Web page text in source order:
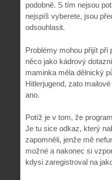
podobně. S tím nejsou
nejspíš vyberete, jsou
odsouhlasit.
Problémy mohou přijít při
něco jako kádrový
maminka měla dělnický
Hitlerjugend, zato
ano.
Potíž je v tom, že
Je tu sice odkaz, který
zapomněli, jenže mě
možné a nakonec si
kdysi zaregistroval na